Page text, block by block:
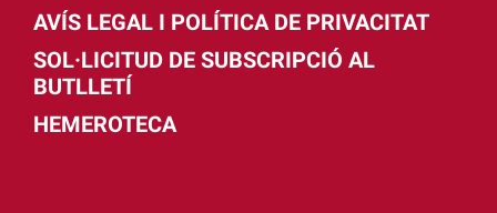
AVÍS LEGAL I POLÍTICA DE PRIVACITAT
SOL·LICITUD DE SUBSCRIPCIÓ AL
BUTLLETÍ
HEMEROTECA